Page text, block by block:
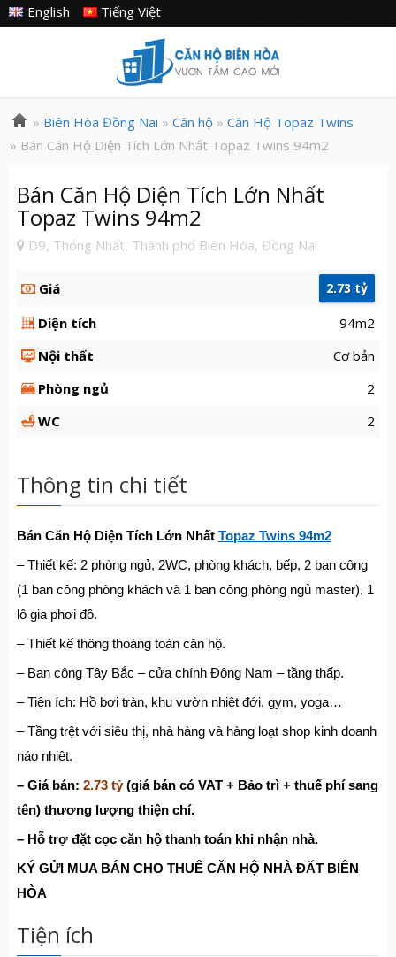
Tiếng Việt
English
» Biên Hòa Đồng Nai » Căn hộ» Căn Hộ Topaz Twins
» Bán Căn Hộ Diện Tích Lớn Nhất Topaz Twins 94m2
Bán Căn Hộ Diện Tích Lớn Nhất
Topaz Twins 94m2
D9, Thống Nhất, Thành phố Biên Hòa, Đồng Nai
Giá 2.73 tỷ
Diện tích
94m2
Nội thất
Cơ bản
Phòng ngủ
2
WC
2
Thông tin chi tiết
Bán Căn Hộ Diện Tích Lớn Nhất Topaz Twins 94m2
– Thiết kế: 2 phòng ngủ, 2WC, phòng khách, bếp, 2 ban công
(1 ban công phòng khách và 1 ban công phòng ngủ master), 1
lô gia phơi đồ.
– Thiết kế thông thoáng toàn căn hộ.
– Ban công Tây Bắc – cửa chính Đông Nam – tầng thấp.
– Tiện ích: Hồ bơi tràn, khu vườn nhiệt đới, gym, yoga…
– Tầng trệt với siêu thị, nhà hàng và hàng loạt shop kinh doanh
náo nhiệt.
– Giá bán: 2.73 tỷ(giá bán có VAT + Bảo trì + thuế phí sang
tên) thương lượng thiện chí.
– Hỗ trợ đặt cọc căn hộ thanh toán khi nhận nhà.
KÝ GỬI MUA BÁN CHO THUÊ CĂN HỘ NHÀ ĐẤT BIÊN
HÒA
Tiện ích